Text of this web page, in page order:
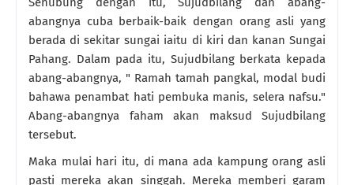
abangnya cuba berbaik-baik dengan orang asli yang
berada di sekitar sungai iaitu di kiri dan kanan Sungai
Pahang. Dalam pada itu, Sujudbilang berkata kepada
abang-abangnya, " Ramah tamah pangkal, modal budi
bahawa penambat hati pembuka manis, selera nafsu."
Abang-abangnya faham akan maksud Sujudbilang
tersebut.
Maka mulai hari itu, di mana ada kampung orang asli
pasti mereka akan singgah. Mereka memberi garam